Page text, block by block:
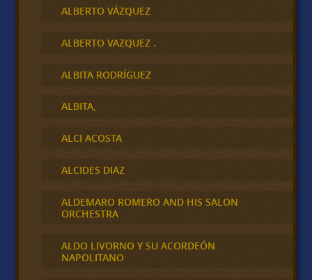
ALBERTO VÁZQUEZ
ALBERTO VAZQUEZ .
ALBITA RODRÍGUEZ
ALBITA,
ALCI ACOSTA
ALCIDES DIAZ
ALDEMARO ROMERO AND HIS SALON
ORCHESTRA
ALDO LIVORNO Y SU ACORDEÓN
NAPOLITANO